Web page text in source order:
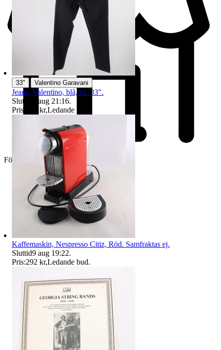
Företag
33" Valentino Garavani
Jeans, Valentino, blå, stl. 33".
Sluttid
9 aug 21:16.
Pris:
237 kr,Ledande bud
Kaffemaskin, Nespresso Citiz, Röd. Samfraktas ej.
Sluttid9 aug 19:22.
Pris:292 kr,Ledande bud.